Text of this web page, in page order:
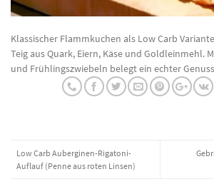
Klassischer Flammkuchen als Low Carb
Teig aus Quark, Eiern, Käse und Goldleinmehl.
und Frühlingszwiebeln belegt ein echter
Low Carb Auberginen-Rigatoni-
Auflauf (Penne aus roten Linsen)